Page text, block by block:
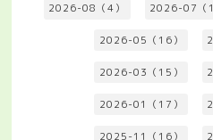
2026-08（4） 2026-07（
2026-05（16）
2026-03（15）
2026-01（17）
2025-11（16）